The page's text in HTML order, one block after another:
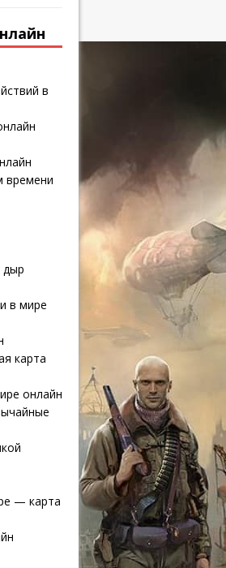
в
времени
дыр
в мире
карта
онлайн
— карта